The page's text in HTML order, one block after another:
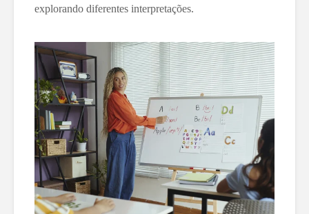
explorando diferentes interpretações.